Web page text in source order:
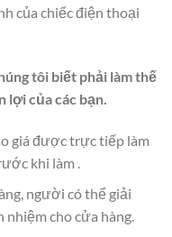
của chiếc điện thoại
tôi biết phải làm thế
lợi của các bạn.
giá được trực tiếp làm
khi làm .
người có thể giải
nhiệm cho cửa hàng.